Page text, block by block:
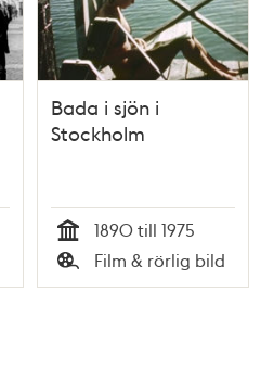
Bada i sjön i
Stockholm
Tid
1890 till 1975
Typ
Film & rörlig bild